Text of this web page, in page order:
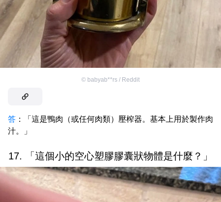
© babyab**rs / Reddit
答 ：「這是鴨肉（或任何肉類）壓榨器。基本上用於製作肉
汁。」
17. 「這個小的空心塑膠膠囊狀物體是什麼？」